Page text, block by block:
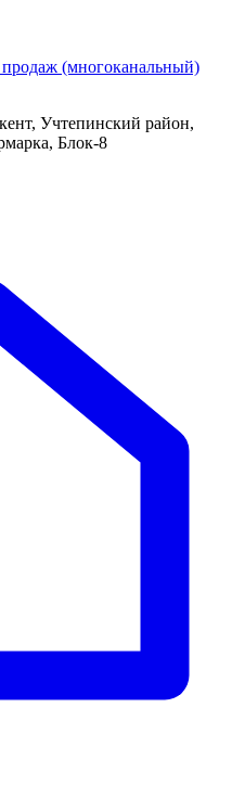
(многоканальный)
Учтепинский район,
Блок-8